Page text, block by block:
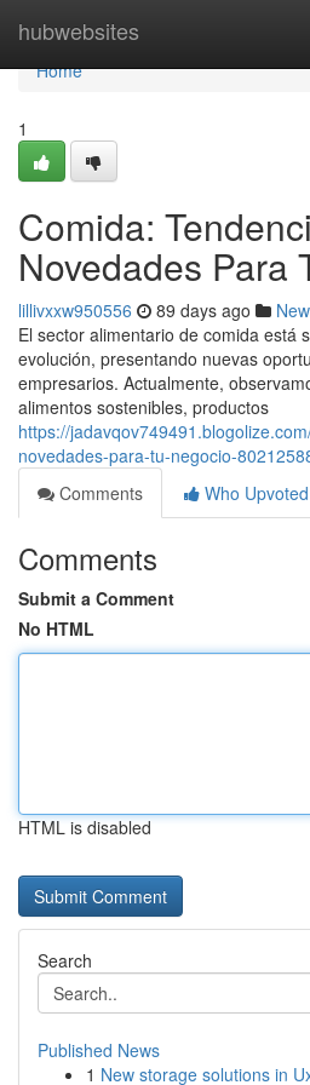
hubwebsites
Home
Home
1
Comida:
Novedades Para
lillivxxw950556 89 days ago
El sector alimentario de comida está
evolución, presentando nuevas
empresarios. Actualmente,
alimentos sostenibles, productos
https://
novedades-para-tu-negocio-
Comments
Who Upvoted
Comments
Submit a Comment
No HTML
HTML is disabled
Search
Published News
1 New storage solutions in